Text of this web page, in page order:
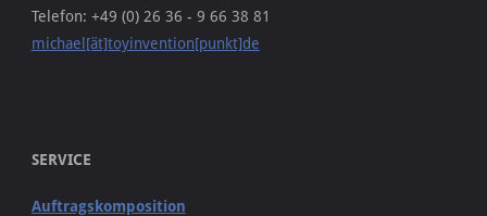
Telefon: +49 (0) 26 36 - 9 66 38 81
michael[ät]toyinvention[punkt]de
SERVICE
Auftragskomposition